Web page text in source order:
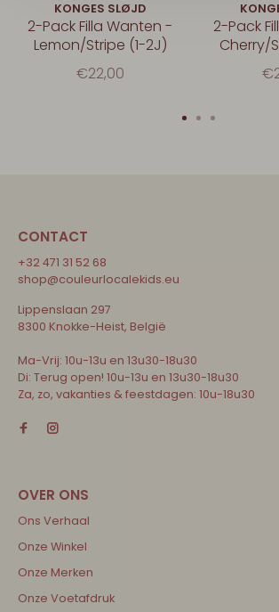
KONGES SLØJD
2-Pack Filla Wanten -
Lemon/Stripe (1-2J)
€22,00
2-Pack
Cherry/
CONTACT
+32 471 31 52 68
shop@couleurlocalekids.eu
Lippenslaan 297
8300 Knokke-Heist, België
Ma-Vrij: 10u-13u en 13u30-18u30
Di: Terug open! 10u-13u en 13u30-18u30
Za, zo, vakanties & feestdagen: 10u-18u30
Ons Verhaal
Onze Winkel
Onze Merken
Onze Voetafdruk